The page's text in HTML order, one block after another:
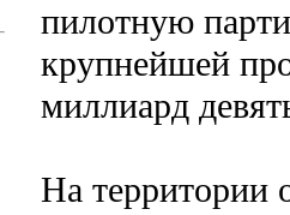
пилотную
крупнейшей
миллиард
На территории